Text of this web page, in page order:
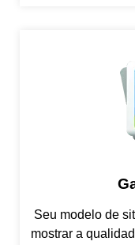
Seu modelo de
mostrar a